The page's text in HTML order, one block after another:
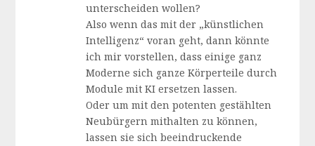
unterscheiden wollen?
Also wenn das mit der „künstlichen
Intelligenz“ voran geht, dann könnte
ich mir vorstellen, dass einige ganz
Moderne sich ganze Körperteile durch
Module mit KI ersetzen lassen.
Oder um mit den potenten gestählten
Neubürgern mithalten zu können,
lassen sie sich beeindruckende